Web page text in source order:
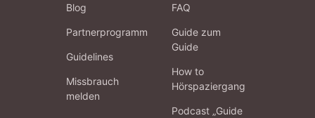
Blog
Partnerprogramm
Guidelines
Missbrauch
melden
FAQ
Guide zum
Guide
How to
Hörspaziergang
Podcast „Guide